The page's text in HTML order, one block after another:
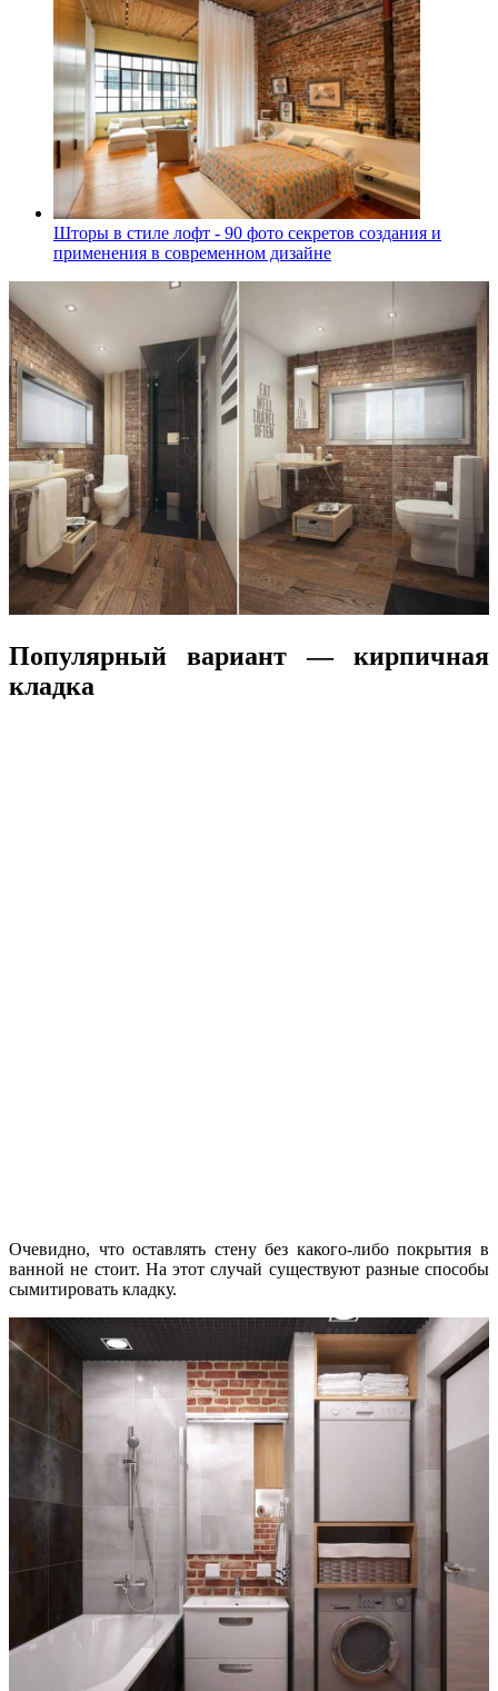
Шторы в стиле лофт - 90 фото секретов создания и
применения в современном дизайне
Популярный вариант — кирпичная
кладка
Очевидно, что оставлять стену без какого-либо покрытия в
ванной не стоит. На этот случай существуют разные способы
сымитировать кладку.